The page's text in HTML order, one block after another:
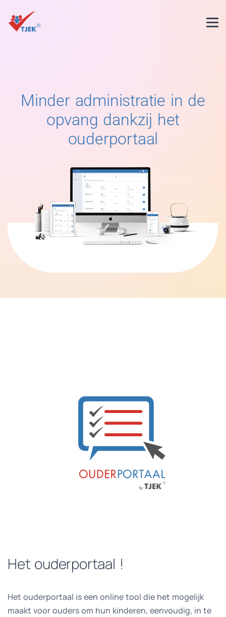
Minder administratie in de
opvang dankzij het
ouderportaal
Het ouderportaal !
Het ouderportaal is een online tool die het mogelijk
maakt voor ouders om hun kinderen, eenvoudig, in te